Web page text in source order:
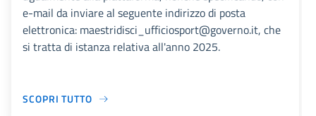
e-mail da inviare al seguente indirizzo di posta
elettronica: maestridisci_ufficiosport@governo.it, che
si tratta di istanza relativa all'anno 2025.
SCOPRI TUTTO